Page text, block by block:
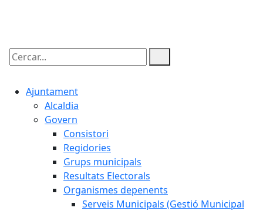
Cercar:
Ajuntament
Alcaldia
Govern
Consistori
Regidories
Grups municipals
Resultats Electorals
Organismes depenents
Serveis Municipals (Gestió Municipal